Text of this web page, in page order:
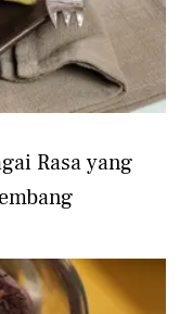
Rasa yang